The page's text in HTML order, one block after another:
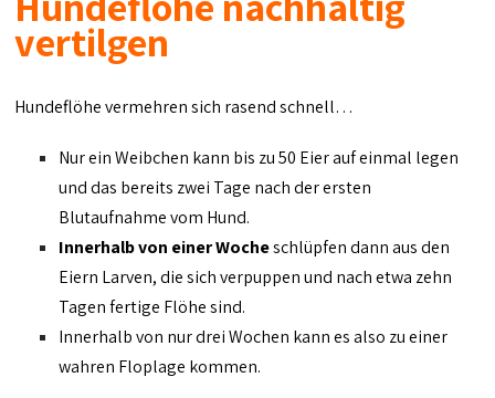
vertilgen
Hundeflöhe vermehren sich rasend schnell…
Nur ein Weibchen kann bis zu 50 Eier auf einmal legen
und das bereits zwei Tage nach der ersten
Blutaufnahme vom Hund.
Innerhalb von einer Wocheschlüpfen dann aus den
Eiern Larven, die sich verpuppen und nach etwa zehn
Tagen fertige Flöhe sind.
Innerhalb von nur drei Wochen kann es also zu einer
wahren Floplage kommen.